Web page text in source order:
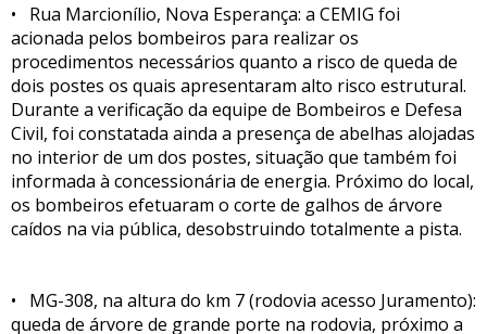
• Rua Marcionílio, Nova Esperança: a CEMIG foi
acionada pelos bombeiros para realizar os
procedimentos necessários quanto a risco de queda de
dois postes os quais apresentaram alto risco estrutural.
Durante a verificação da equipe de Bombeiros e Defesa
Civil, foi constatada ainda a presença de abelhas alojadas
no interior de um dos postes, situação que também foi
informada à concessionária de energia. Próximo do local,
os bombeiros efetuaram o corte de galhos de árvore
caídos na via pública, desobstruindo totalmente a pista.
• MG-308, na altura do km 7 (rodovia acesso Juramento):
queda de árvore de grande porte na rodovia, próximo a